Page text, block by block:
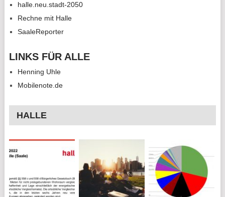
halle.neu.stadt-2050
Rechne mit Halle
SaaleReporter
LINKS FÜR ALLE
Henning Uhle
Mobilenote.de
HALLE